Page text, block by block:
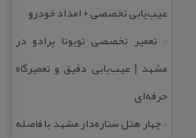
عیب‌یابی تخصصی + امداد خودرو
:: تعمیر تخصصی تویوتا پرادو در
مشهد | عیب‌یابی دقیق و تعمیرگاه
حرفه‌ای
::چهار هتل‌ ستاره‌دار مشهد با فاصله